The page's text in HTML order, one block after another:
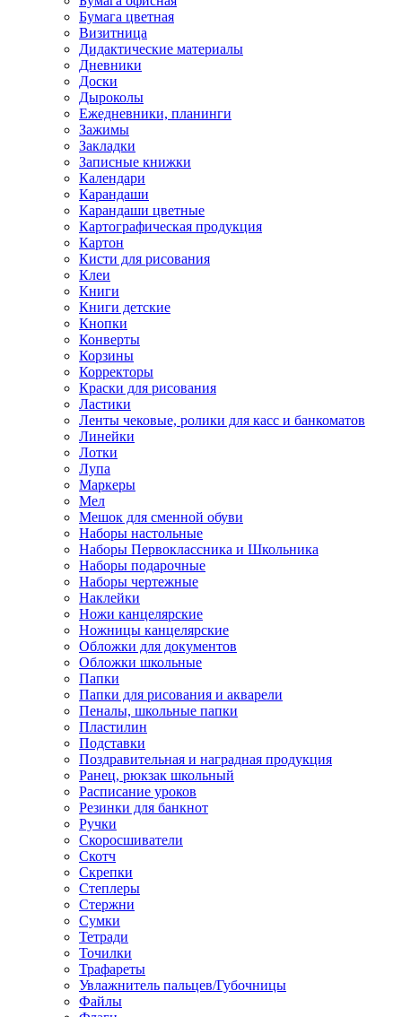
Бумага цветная
Визитница
Дидактические материалы
Дневники
Доски
Дыроколы
Ежедневники, планинги
Зажимы
Закладки
Записные книжки
Календари
Карандаши
Карандаши цветные
Картографическая продукция
Картон
Кисти для рисования
Клеи
Книги
Книги детские
Кнопки
Конверты
Корзины
Корректоры
Краски для рисования
Ластики
Ленты чековые, ролики для касс и банкоматов
Линейки
Лотки
Лупа
Маркеры
Мел
Мешок для сменной обуви
Наборы настольные
Наборы Первоклассника и Школьника
Наборы подарочные
Наборы чертежные
Наклейки
Ножи канцелярские
Ножницы канцелярские
Обложки для документов
Обложки школьные
Папки
Папки для рисования и акварели
Пеналы, школьные папки
Пластилин
Подставки
Поздравительная и наградная продукция
Ранец, рюкзак школьный
Расписание уроков
Резинки для банкнот
Ручки
Скоросшиватели
Скотч
Скрепки
Степлеры
Стержни
Сумки
Тетради
Точилки
Трафареты
Увлажнитель пальцев/Губочницы
Файлы